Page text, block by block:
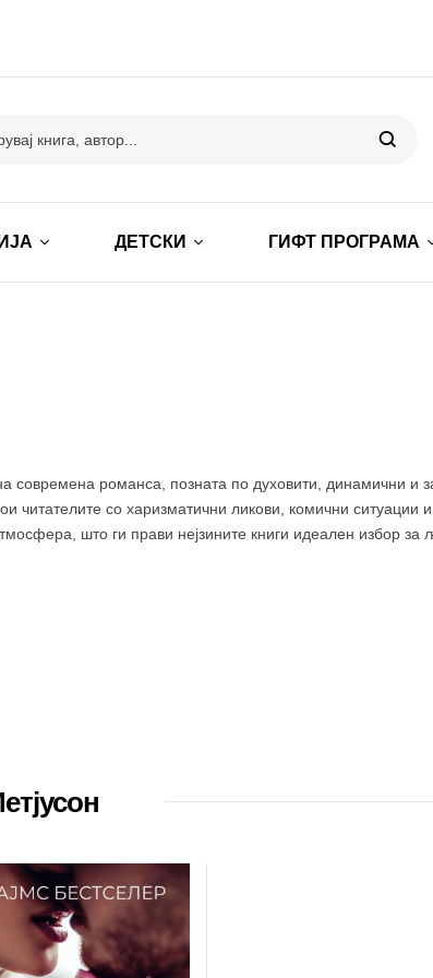
ДЕТСКИ ГИФТ ПРОГРАМА
современа романса, позната по духовити, динамични и
читателите со харизматични ликови, комични
што ги прави нејзините книги идеален избор